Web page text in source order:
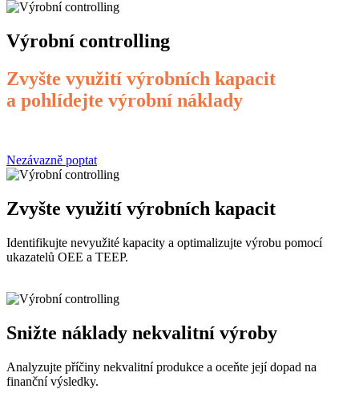
Výrobní controlling
Zvyšte využití výrobních kapacit
a pohlídejte výrobní náklady
Nezávazně poptat
Zvyšte využití výrobních kapacit
Identifikujte nevyužité kapacity a optimalizujte výrobu pomocí
ukazatelů OEE a TEEP.
Snižte náklady nekvalitní výroby
Analyzujte příčiny nekvalitní produkce a oceňte její dopad na
finanční výsledky.